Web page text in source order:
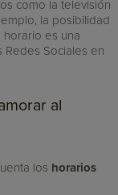
como la televisión
la posibilidad
es una
Redes Sociales en
al
los horarios